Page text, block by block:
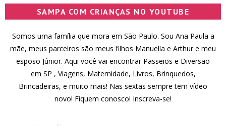
SAMPA COM CRIANÇAS NO YOUTUBE
Somos uma família que mora em São Paulo. Sou Ana Paula a
mãe, meus parceiros são meus filhos Manuella e Arthur e meu
esposo Júnior. Aqui você vai encontrar Passeios e Diversão
em SP , Viagens, Maternidade, Livros, Brinquedos,
Brincadeiras, e muito mais! Nas sextas sempre tem vídeo
novo! Fiquem conosco! Inscreva-se!